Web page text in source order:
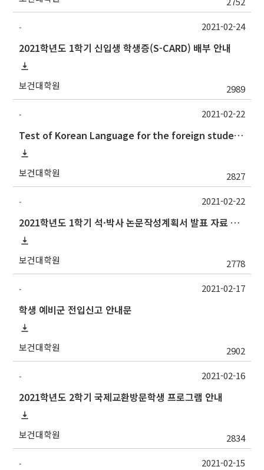
-
2021학년도 1학기 신입생 학생증(S-CARD) 배부 안내
보건대학원 2989
2021-02-24
-
Test of Korean Language for the foreign students(the 1st semester, 2021)
보건대학원 2827
2021-02-22
-
2021학년도 1학기 석·박사 논문작성계획서 발표 자료 제출 및 발표 시간 안내
보건대학원 2778
2021-02-22
-
학생 예비군 전입신고 안내문
보건대학원 2902
2021-02-17
-
2021학년도 2학기 국제교환방문학생 프로그램 안내
보건대학원 2834
2021-02-16
- 2021-02-15